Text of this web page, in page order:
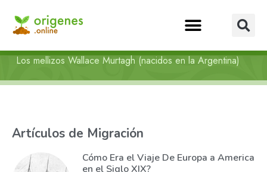
Los mellizos Wallace Murtagh (nacidos en la Argentina)
Artículos de Migración
Cómo Era el Viaje De Europa a America
en el Siglo XIX?